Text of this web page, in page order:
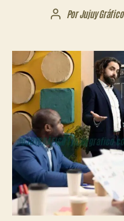
Autor
entrada
PorJujuy Gráfico